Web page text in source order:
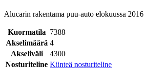
Alucarin rakentama puu-auto elokuussa 2016
Kuormatila 7388
Akselimäärä 4
Akseliväli
4300
Nosturiteline Kiinteä nosturiteline